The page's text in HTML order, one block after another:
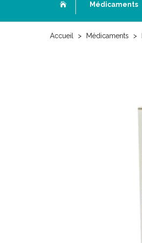
Médicaments
Accueil Médicaments